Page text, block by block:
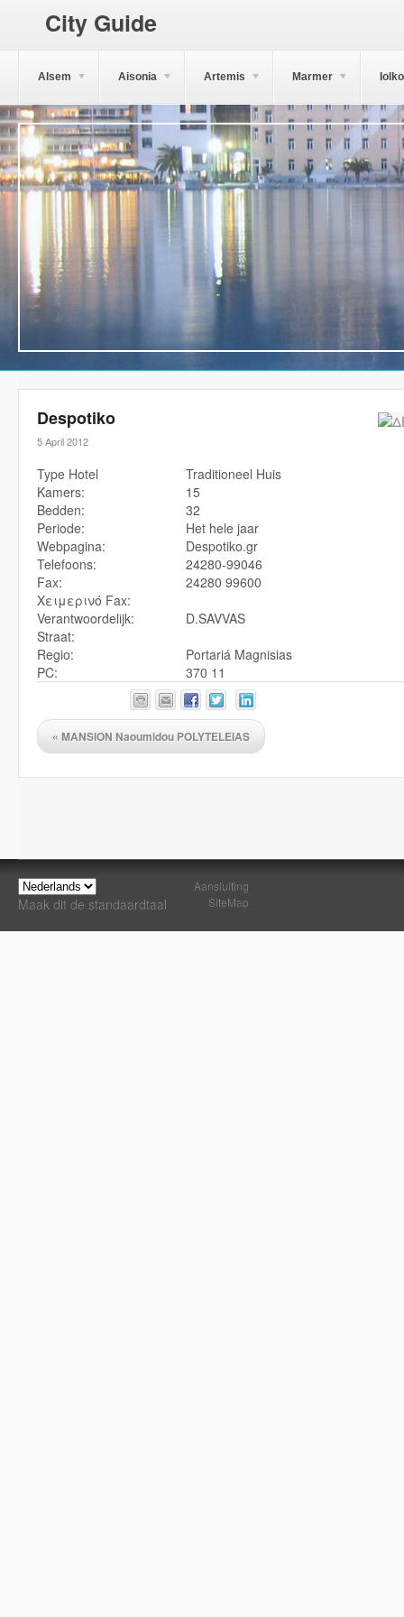
City Guide
Alsem Aisonia Artemis Marmer
Despotiko
5 April 2012
Type Hotel
Traditioneel Huis
Kamers:
15
Bedden:
32
Periode:
Het hele jaar
Webpagina:
Despotiko.gr
Telefoons:
24280-99046
Fax:
24280 99600
Χειμερινό Fax:
Verantwoordelijk:
D.SAVVAS
Straat:
Regio:
Portariá Magnisias
PC:
370 11
« MANSION Naoumidou POLYTELEIAS
Maak dit de standaardtaal
Aansluiting
SiteMap